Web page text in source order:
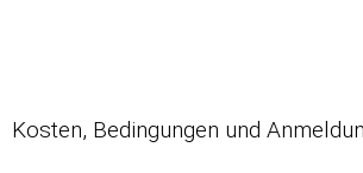
Kosten, Bedingungen und